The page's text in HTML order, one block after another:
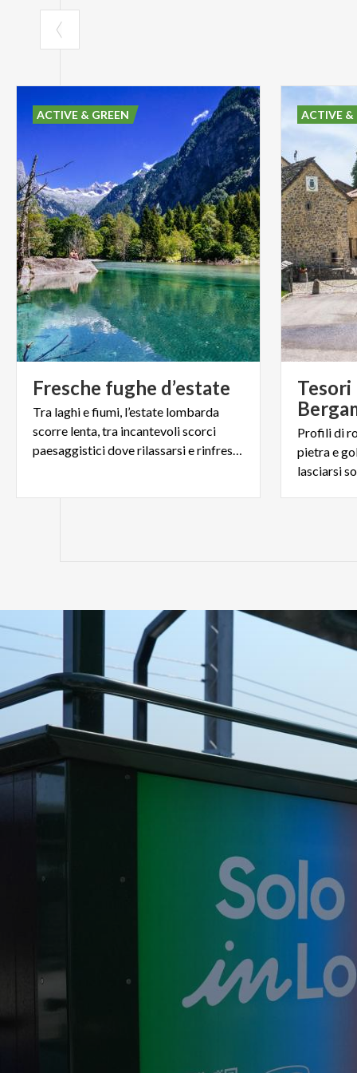
Fresche fughe d’estate
Tra laghi e fiumi, l’estate lombarda
scorre lenta, tra incantevoli scorci
paesaggistici dove rilassarsi e rinfrescarsi.
ACTIVE & GREEN
Profili di
pietra e
lasciarsi
ACTIVE &